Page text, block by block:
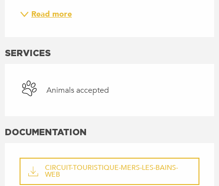
Read more
SERVICES
Animals accepted
DOCUMENTATION
CIRCUIT-TOURISTIQUE-MERS-LES-BAINS-
WEB